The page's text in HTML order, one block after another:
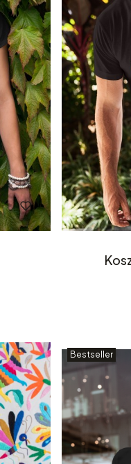
Bestseller